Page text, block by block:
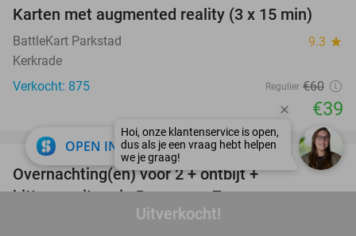
Uitverkocht!
35%
Karten met augmented reality (3 x 15 min)
BattleKart Parkstad 9.3 star
Kerkrade
Verkocht: 875
Regulier €60
€39
44%
favorite_border
Overnachting(en) voor 2 + ontbijt +
bittergarnituur in Bergen op Zoom
City Hotel Bergen op Zoom
OPEN IN APP close